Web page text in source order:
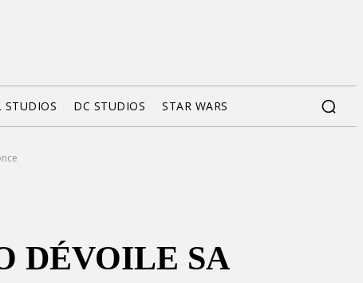
STUDIOS DC STUDIOS STAR WARS
DÉVOILE SA